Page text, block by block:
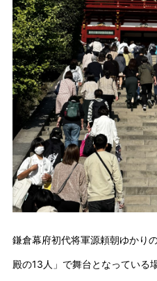
鎌倉幕府初代将軍源頼朝ゆかり
殿の13人」で舞台となっている